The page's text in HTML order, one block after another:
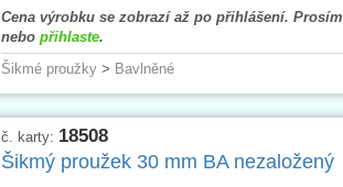
Cena výrobku se zobrazí až po přihlášení. Prosím
nebo přihlaste.
Šikmé proužky> Bavlněné
č. karty: 18508
Šikmý proužek 30 mm BA nezaložený